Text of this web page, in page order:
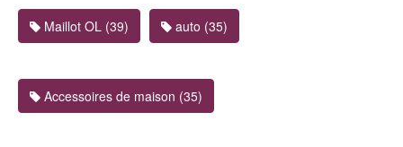
Maillot OL (39) auto (35)
Accessoires de maison (35)